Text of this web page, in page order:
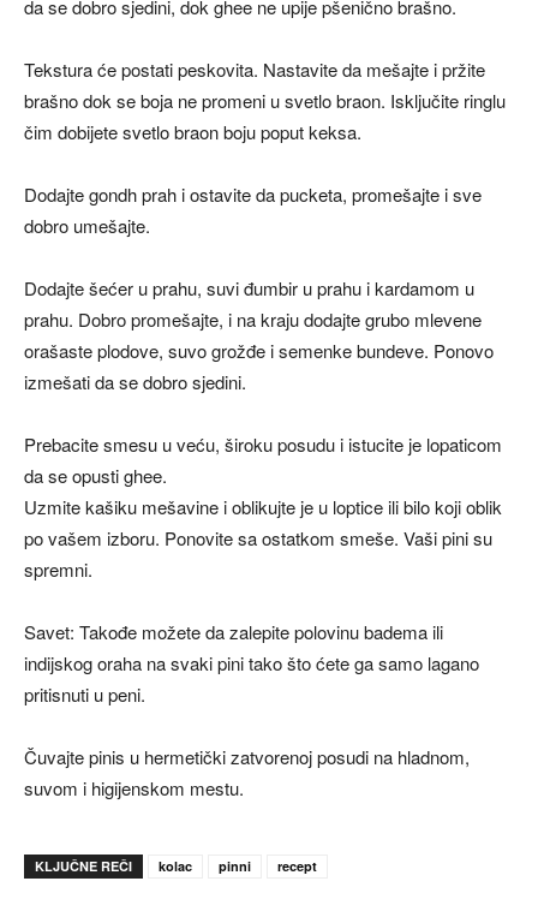
da se dobro sjedini, dok ghee ne upije pšenično brašno.
Tekstura će postati peskovita. Nastavite da mešajte i pržite
brašno dok se boja ne promeni u svetlo braon. Isključite ringlu
čim dobijete svetlo braon boju poput keksa.
Dodajte gondh prah i ostavite da pucketa, promešajte i sve
dobro umešajte.
Dodajte šećer u prahu, suvi đumbir u prahu i kardamom u
prahu. Dobro promešajte, i na kraju dodajte grubo mlevene
orašaste plodove, suvo grožđe i semenke bundeve. Ponovo
izmešati da se dobro sjedini.
Prebacite smesu u veću, široku posudu i istucite je lopaticom
da se opusti ghee.
Uzmite kašiku mešavine i oblikujte je u loptice ili bilo koji oblik
po vašem izboru. Ponovite sa ostatkom smeše. Vaši pini su
spremni.
Savet: Takođe možete da zalepite polovinu badema ili
indijskog oraha na svaki pini tako što ćete ga samo lagano
pritisnuti u peni.
Čuvajte pinis u hermetički zatvorenoj posudi na hladnom,
suvom i higijenskom mestu.
KLJUČNE REČI kolac pinni recept